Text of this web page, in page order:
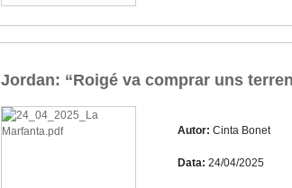
Jordan: “Roigé va comprar uns
Autor: Cinta Bonet
Data: 24/04/2025